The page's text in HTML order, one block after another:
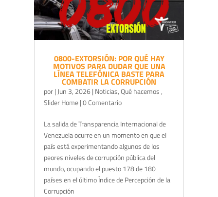
0800-EXTORSIÓN: POR QUÉ HAY
MOTIVOS PARA DUDAR QUE UNA
LÍNEA TELEFÓNICA BASTE PARA
COMBATIR LA CORRUPCIÓN
por| Jun 3, 2026| Noticias,Qué hacemos ,
Slider Home| 0 Comentario
La salida de Transparencia Internacional de
Venezuela ocurre en un momento en que el
país está experimentando algunos de los
peores niveles de corrupción pública del
mundo, ocupando el puesto 178 de 180
países en el último Índice de Percepción de la
Corrupción